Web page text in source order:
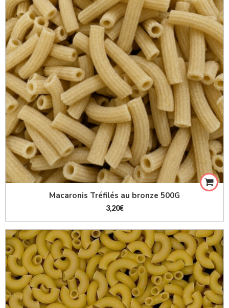
Macaronis Tréfilés au bronze 500G
3,20€